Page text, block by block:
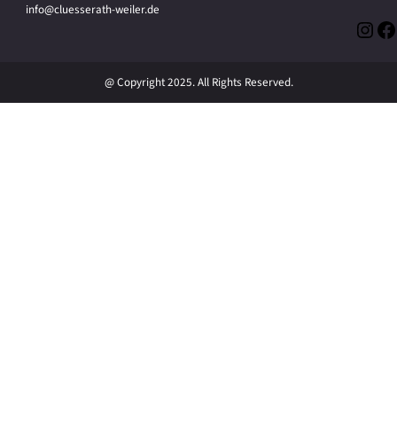
info@cluesserath-weiler.de
@ Copyright 2025. All Rights Reserved.